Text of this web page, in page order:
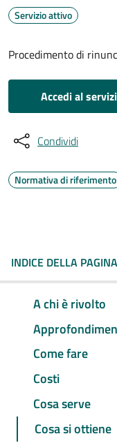
Servizio attivo
Procedimento di
Accedi al
Condividi
Normativa di riferimento
INDICE DELLA PAGINA
A chi è rivolto
Come fare
Costi
Cosa serve
Cosa si ottiene